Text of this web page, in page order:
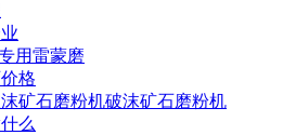
用雷蒙磨
格
矿石磨粉机破沫矿石磨粉机
么